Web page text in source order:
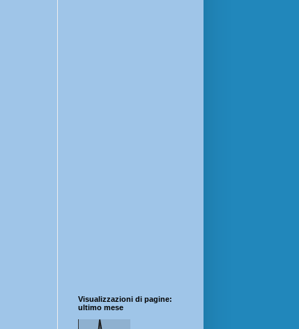
Visualizzazioni di pagine:
ultimo mese